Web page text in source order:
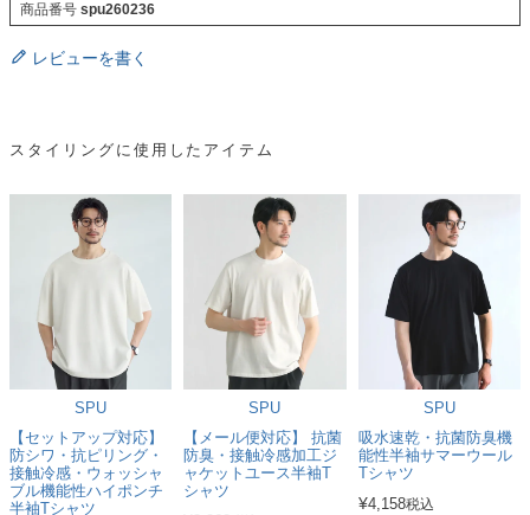
商品番号 spu260236
レビューを書く
スタイリングに使用したアイテム
SPU
【セットアップ対応】
防シワ・抗ピリング・
接触冷感・ウォッシャ
ブル機能性ハイポンチ
半袖Tシャツ
SPU
【メール便対応】 抗菌
防臭・接触冷感加工ジ
ャケットユース半袖T
シャツ
SPU
吸水速乾・抗菌防臭機
能性半袖サマーウール
Tシャツ
¥4,158税込